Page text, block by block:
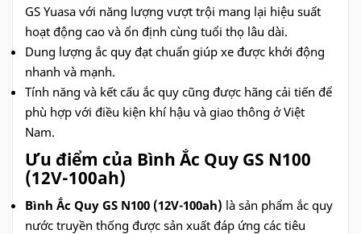
GS Yuasa với năng lượng vượt trội mang lại hiệu suất
hoạt động cao và ổn định cùng tuổi thọ lâu dài.
Dung lượng ắc quy đạt chuẩn giúp xe được khởi động
nhanh và mạnh.
Tính năng và kết cấu ắc quy cũng được hãng cải tiến để
phù hợp với điều kiện khí hậu và giao thông ở Việt
Nam.
Ưu điểm của Bình Ắc Quy GS N100
(12V-100ah)
Bình Ắc Quy GS N100 (12V-100ah) là sản phẩm ắc quy
nước truyền thống được sản xuất đáp ứng các tiêu